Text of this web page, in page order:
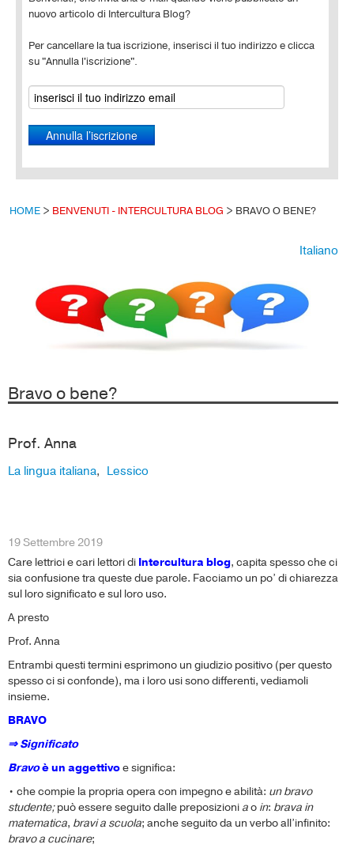
nuovo articolo di Intercultura Blog?
Per cancellare la tua iscrizione, inserisci il tuo indirizzo e clicca
su "Annulla l'iscrizione".
HOME > BENVENUTI - INTERCULTURA BLOG > BRAVO O BENE?
Italiano
Bravo o bene?
Prof. Anna
La lingua italiana, Lessico
19 Settembre 2019
Care lettrici e cari lettori di Intercultura blog, capita spesso che ci
sia confusione tra queste due parole. Facciamo un po’ di chiarezza
sul loro significato e sul loro uso.
A presto
Prof. Anna
Entrambi questi termini esprimono un giudizio positivo (per questo
spesso ci si confonde), ma i loro usi sono differenti, vediamoli
insieme.
BRAVO
⇒ Significato
Bravoè un aggettivoe significa:
• che compie la propria opera con impegno e abilità: un bravo
studente;può essere seguito dalle preposizioni ao in: brava in
matematica, bravi a scuola; anche seguito da un verbo all’infinito:
bravo a cucinare;